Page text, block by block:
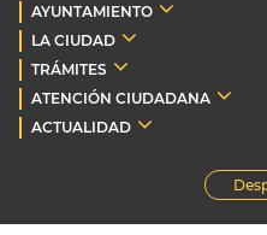
AYUNTAMIENTO
LA CIUDAD
TRÁMITES
ATENCIÓN CIUDADANA
ACTUALIDAD